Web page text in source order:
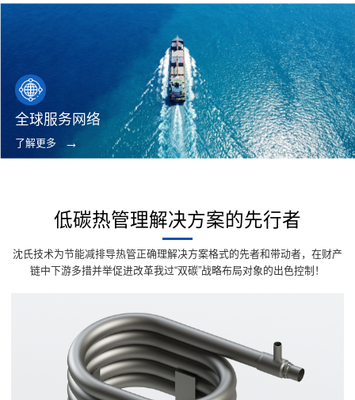
全球服务网络
了解更多
低碳热管理解决方案的先行者
沈氏技术为节能减排导热管正确理解决方案格式的先者和带动者，在财产
链中下游多措并举促进改革我过“双碳”战略布局对象的出色控制！